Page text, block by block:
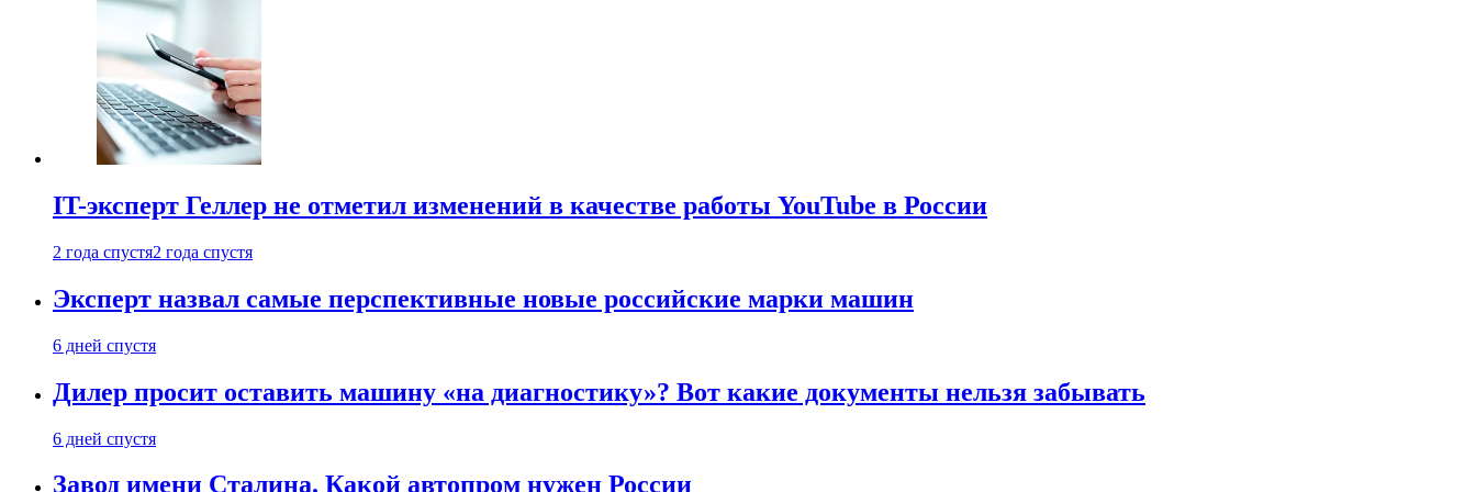
IT-эксперт Геллер не отметил изменений в качестве работы YouTube в России
2 года спустя2 года спустя
Эксперт назвал самые перспективные новые российские марки машин
6 дней спустя
Дилер просит оставить машину «на диагностику»? Вот какие документы нельзя забывать
6 дней спустя
Завод имени Сталина. Какой автопром нужен России